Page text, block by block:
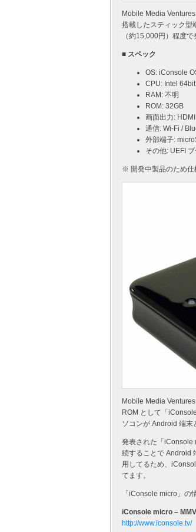
Mobile Media
搭載したスティック型
（約15,000円）程度で
■ スペック
OS: iConsole
CPU: Intel
RAM: 不明
ROM: 32GB
画面出力: HDMI
通信: Wi-Fi /
外部端子:
その他: UEFI
※ 開発中製品のため仕
Mobile Media
ROM として「
ソコンが Android 端末
発表された「iConsole
続することで Android
用してるため、
てます。
「iConsole micro」の
iConsole micro – MMV
http://www.iconsole.tv/